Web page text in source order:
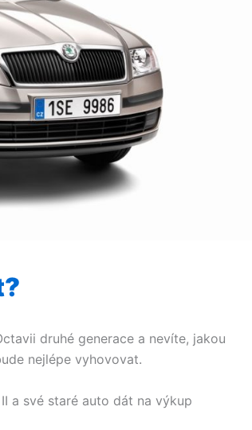
druhé generace a nevíte, jakou
nejlépe vyhovovat.
a své staré auto dát na výkup